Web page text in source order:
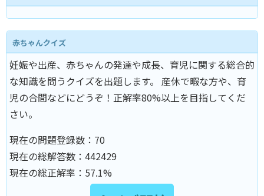
赤ちゃんクイズ
妊娠や出産、赤ちゃんの発達や成長、育児に関する総合的
な知識を問うクイズを出題します。 産休で暇な方や、育
児の合間などにどうぞ！正解率80%以上を目指してくだ
さい。
現在の問題登録数： 70
現在の総解答数： 442429
現在の総正解率： 57.1%